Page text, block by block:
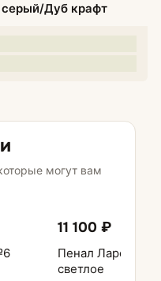
Дуб крафт
могут вам
11 100 ₽
Пенал Ларс (0,4)
светлое